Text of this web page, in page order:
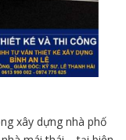
xây dựng nhà phố